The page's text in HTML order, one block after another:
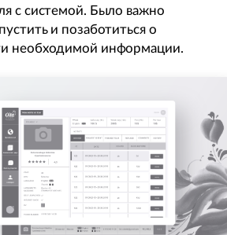
с системой. Было важно
и позаботиться о
необходимой информации.